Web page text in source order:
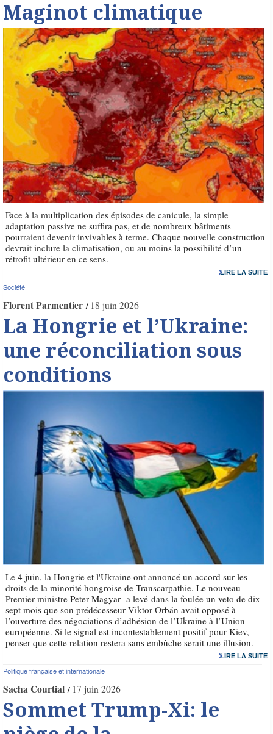
Maginot climatique
Face à la multiplication des épisodes de canicule, la simple
adaptation passive ne suffira pas, et de nombreux bâtiments
pourraient devenir invivables à terme. Chaque nouvelle construction
devrait inclure la climatisation, ou au moins la possibilité d’un
rétrofit ultérieur en ce sens.
LIRE LA SUITE
Société
Florent Parmentier 18 juin 2026
La Hongrie et l’Ukraine:
une réconciliation sous
conditions
Le 4 juin, la Hongrie et l'Ukraine ont annoncé un accord sur les
droits de la minorité hongroise de Transcarpathie. Le nouveau
Premier ministre Peter Magyar a levé dans la foulée un veto de dix-
sept mois que son prédécesseur Viktor Orbán avait opposé à
l’ouverture des négociations d’adhésion de l’Ukraine à l’Union
européenne. Si le signal est incontestablement positif pour Kiev,
penser que cette relation restera sans embûche serait une illusion.
LIRE LA SUITE
Politique française et internationale
Sacha Courtial 17 juin 2026
Sommet Trump-Xi: le